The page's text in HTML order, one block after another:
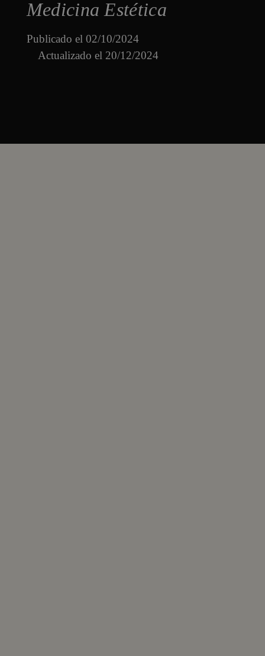
Medicina Estética
Publicado el 02/10/2024
Actualizado el 20/12/2024